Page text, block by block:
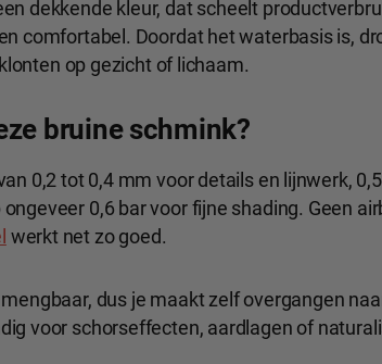
dekkende kleur, dat scheelt
comfortabel. Doordat het waterbasis is,
op gezicht of lichaam.
bruine schmink?
0,2 tot 0,4 mm voor details en lijnwerk,
0,6 bar voor fijne shading. Geen
werkt net zo goed.
dus je maakt zelf overgangen
voor schorseffecten, aardlagen of